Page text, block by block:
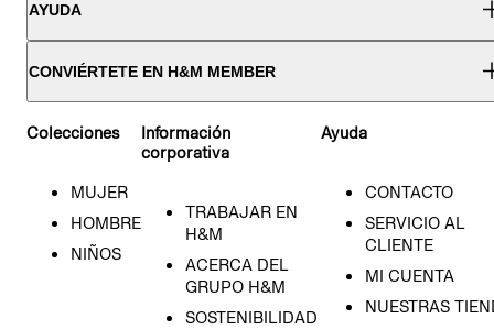
AYUDA
CONVIÉRTETE EN H&M MEMBER
Colecciones
MUJER
HOMBRE
NIÑOS
Información
corporativa
TRABAJAR EN
H&M
ACERCA DEL
GRUPO H&M
SOSTENIBILIDAD
Ayuda
CONTACTO
SERVICIO AL
CLIENTE
MI CUENTA
NUESTRAS